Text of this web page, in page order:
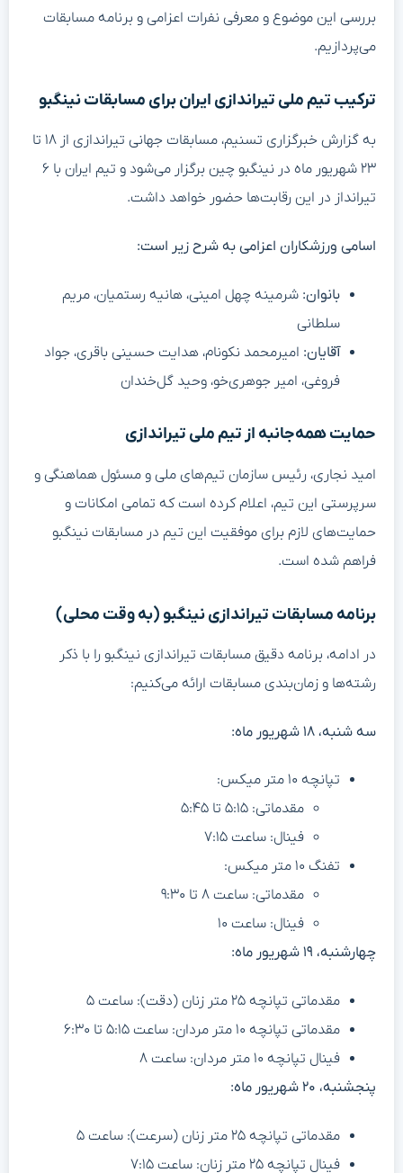
بررسی این موضوع و معرفی نفرات اعزامی و برنامه مسابقات
می‌پردازیم.
ترکیب تیم ملی تیراندازی ایران برای مسابقات نینگبو
به گزارش خبرگزاری تسنیم، مسابقات جهانی تیراندازی از ۱۸ تا
۲۳ شهریور ماه در نینگبو چین برگزار می‌شود و تیم ایران با ۶
تیرانداز در این رقابت‌ها حضور خواهد داشت.
اسامی ورزشکاران اعزامی به شرح زیر است:
بانوان: شرمینه چهل امینی، هانیه رستمیان، مریم
سلطانی
آقایان: امیرمحمد نکونام، هدایت حسینی باقری، جواد
فروغی، امیر جوهری‌خو، وحید گل‌خندان
حمایت همه‌جانبه از تیم ملی تیراندازی
امید نجاری، رئیس سازمان تیم‌های ملی و مسئول هماهنگی و
سرپرستی این تیم، اعلام کرده است که تمامی امکانات و
حمایت‌های لازم برای موفقیت این تیم در مسابقات نینگبو
فراهم شده است.
برنامه مسابقات تیراندازی نینگبو (به وقت محلی)
در ادامه، برنامه دقیق مسابقات تیراندازی نینگبو را با ذکر
رشته‌ها و زمان‌بندی مسابقات ارائه می‌کنیم:
سه شنبه، ۱۸ شهریور ماه:
تپانچه ۱۰ متر میکس:
مقدماتی: ۵:۱۵ تا ۵:۴۵
فینال: ساعت ۷:۱۵
تفنگ ۱۰ متر میکس:
مقدماتی: ساعت ۸ تا ۹:۳۰
فینال: ساعت ۱۰
چهارشنبه، ۱۹ شهریور ماه:
مقدماتی تپانچه ۲۵ متر زنان (دقت): ساعت ۵
مقدماتی تپانچه ۱۰ متر مردان: ساعت ۵:۱۵ تا ۶:۳۰
فینال تپانچه ۱۰ متر مردان: ساعت ۸
پنجشنبه، ۲۰ شهریور ماه:
مقدماتی تپانچه ۲۵ متر زنان (سرعت): ساعت ۵
فینال تپانچه ۲۵ متر زنان: ساعت ۷:۱۵